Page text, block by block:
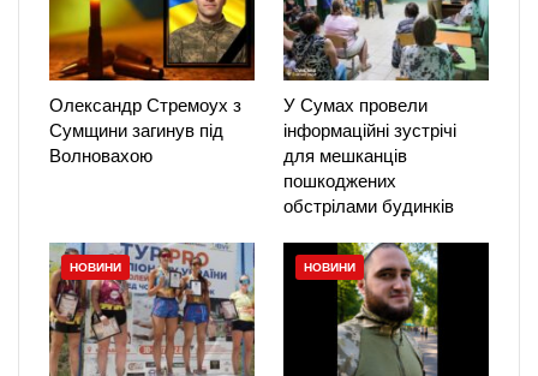
Олександр Стремоух з
Сумщини загинув під
Волновахою
У Сумах провели
інформаційні зустрічі
для мешканців
пошкоджених
обстрілами будинків
НОВИНИ НОВИНИ